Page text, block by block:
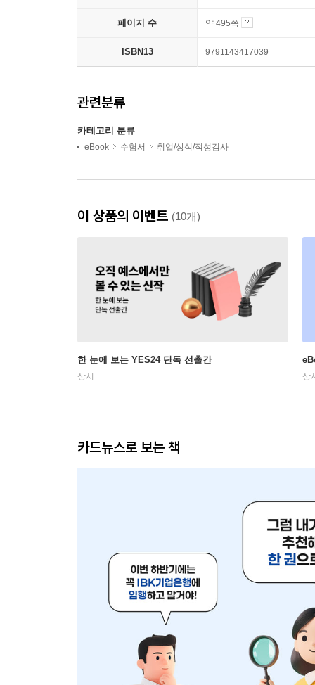
페이지 수 약 495쪽
ISBN13 9791143417039
관련분류
카테고리 분류
eBook 수험서 취업/상식/적성검사
이 상품의 이벤트 (10개)
한 눈에 보는 YES24 단독 선출간
상시 상
카드뉴스로 보는 책